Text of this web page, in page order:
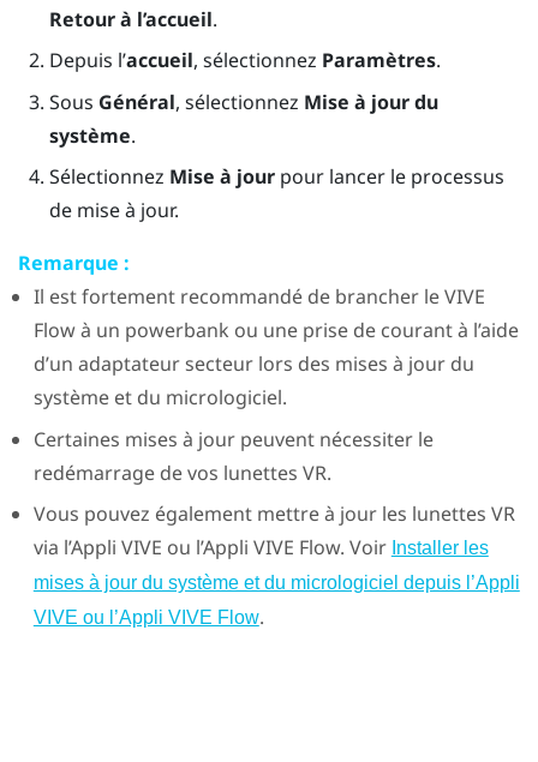
Retour à l’accueil.
Depuis l’accueil, sélectionnez Paramètres.
Sous Général, sélectionnez Mise à jour du
système.
Sélectionnez Mise à jourpour lancer le processus
de mise à jour.
Remarque :
Il est fortement recommandé de brancher leVIVE
Flowà un powerbank ou une prise de courant à l’aide
d’un adaptateur secteur lors des mises à jour du
système et du micrologiciel.
Certaines mises à jour peuvent nécessiter le
redémarrage de vos lunettes VR.
Vous pouvez également mettre à jour les lunettes VR
via l’Appli VIVE ou l’Appli VIVE Flow. Voir Installer les
mises à jour du système et du micrologiciel depuis l’Appli
VIVE ou l’Appli VIVE Flow.